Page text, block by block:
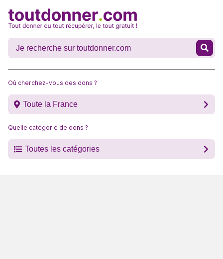
Où cherchez-vous des dons ?
Toute la France
Quelle catégorie de dons ?
Toutes les catégories